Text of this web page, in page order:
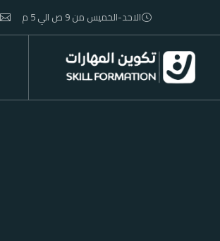
الاحد-الخميس من 9 ص الي 5 م